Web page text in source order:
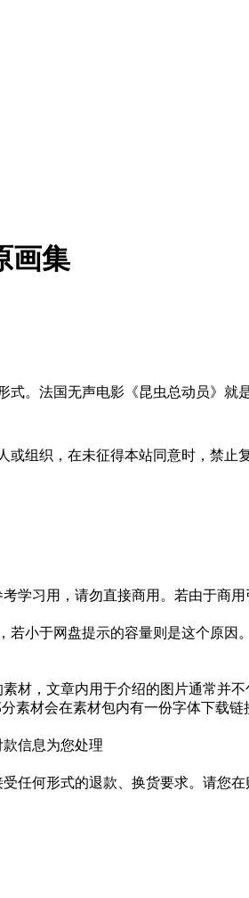
画集
。法国无声电影《昆虫总动员》就
组织，在未征得本站同意时，禁
学习用，请勿直接商用。若由于商
小于网盘提示的容量则是这个原
材，文章内用于介绍的图片通常并
素材会在素材包内有一份字体下载链
信息为您处理
任何形式的退款、换货要求。请您